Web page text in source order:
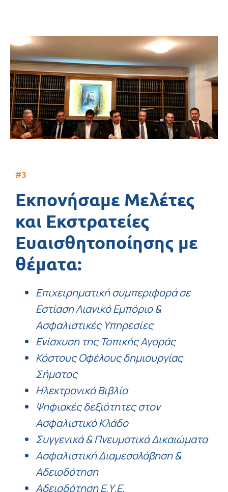
#3
Εκπονήσαμε Μελέτες
και Εκστρατείες
Ευαισθητοποίησης με
θέματα:
Επιχειρηματική συμπεριφορά σε
Εστίαση Λιανικό Εμπόριο &
Ασφαλιστικές Υπηρεσίες
Ενίσχυση της Τοπικής Αγοράς
Κόστους Οφέλους δημιουργίας
Σήματος
Ηλεκτρονικά Βιβλία
Ψηφιακές δεξιότητες στον
Ασφαλιστικό Κλάδο
Συγγενικά & Πνευματικά Δικαιώματα
Ασφαλιστική Διαμεσολάβηση &
Αδειοδότηση
Αδειοδότηση Ε.Υ.Ε.